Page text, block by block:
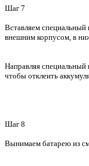
Шаг 7
Вставляем
внешним корпусом, в
Направляя специальный
чтобы отклеить
Шаг 8
Вынимаем батарею из